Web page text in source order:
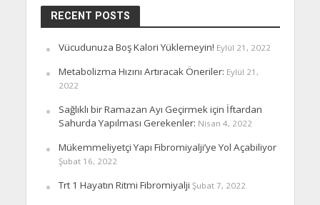
RECENT POSTS
Vücudunuza Boş Kalori Yüklemeyin! Eylül 21, 2022
Metabolizma Hızını Artıracak Öneriler: Eylül 21,
2022
Sağlıklı bir Ramazan Ayı Geçirmek için İftardan
Sahurda Yapılması Gerekenler: Nisan 4, 2022
Mükemmeliyetçi Yapı Fibromiyalji’ye Yol Açabiliyor
Şubat 16, 2022
Trt 1 Hayatın Ritmi Fibromiyalji Şubat 7, 2022